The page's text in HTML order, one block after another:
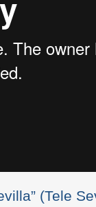
(Tele